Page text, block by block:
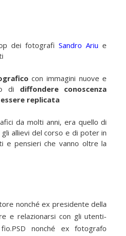
dei fotografiSandro Ariu e
con immagini nuove e
di diffondere conoscenza
replicata
da molti anni, era quello di
allievi del corso e di poter in
e pensieri che vanno oltre la
nonché ex presidente della
e relazionarsi con gli utenti-
nonché ex fotografo